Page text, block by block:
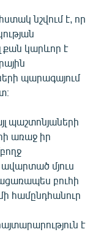
նշվում է, որ
քան կարևոր է
պարագայում
պաշտոնյաների
առաջ իր
ավարտած մյուս
բուհի
համընդհանուր
է